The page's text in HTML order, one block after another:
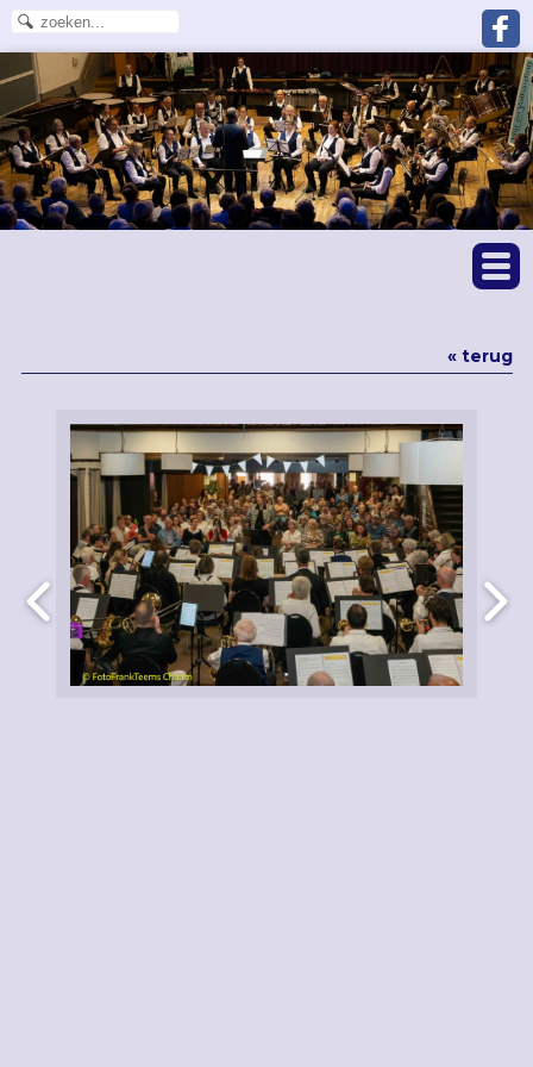
« terug